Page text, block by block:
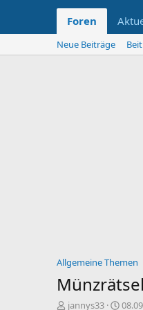
Foren
Neue Beiträge
Allgemeine Themen
Münzrätsel
E
jannys33
E